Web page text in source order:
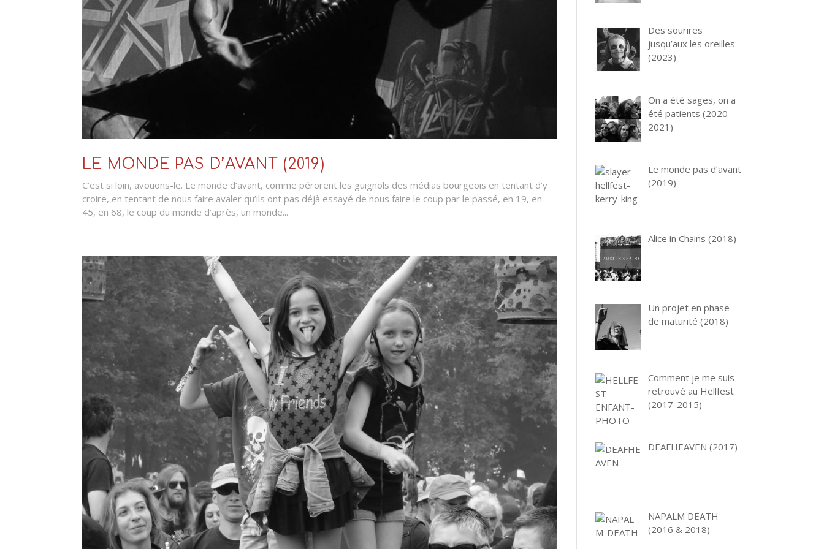
LE MONDE PAS D’AVANT (2019)
C’est si loin, avouons-le. Le monde d’avant, comme pérorent les guignols des médias bourgeois en tentant d’y
croire, en tentant de nous faire avaler qu’ils ont pas déjà essayé de nous faire le coup par le passé, en 19, en
45, en 68, le coup du monde d’après, un monde...
Des sourires
jusqu’aux les oreilles
(2023)
On a été sages, on a
été patients (2020-
2021)
Le monde pas d’avant
(2019)
Alice in Chains (2018)
Un projet en phase
de maturité (2018)
Comment je me suis
retrouvé au Hellfest
(2017-2015)
DEAFHEAVEN (2017)
NAPALM DEATH
(2016 & 2018)